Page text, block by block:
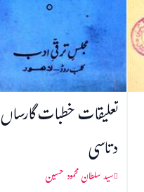
تعلیقات خطبات گارساں
دتاسی
سید سلطان محمود حسین